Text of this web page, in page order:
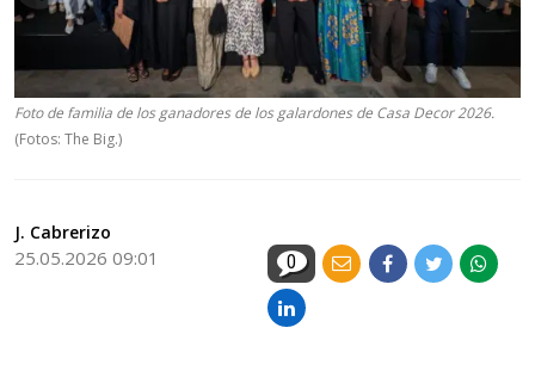
Foto de familia de los ganadores de los galardones de Casa Decor 2026.
(Fotos: The Big.)
J. Cabrerizo
25.05.2026 09:01 0